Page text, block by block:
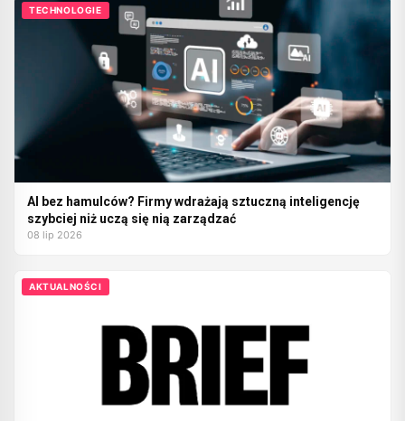
TECHNOLOGIE
AI bez hamulców? Firmy wdrażają sztuczną inteligencję
szybciej niż uczą się nią zarządzać
08 lip 2026
AKTUALNOŚCI